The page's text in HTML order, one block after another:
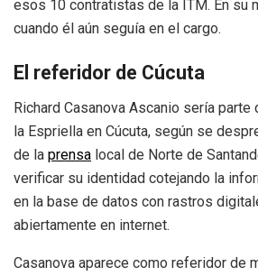
esos 10 contratistas de la ITM. En su
cuando él aún seguía en el cargo.
El referidor de Cúcuta
Richard Casanova Ascanio sería parte
la Espriella en Cúcuta, según se
de la prensa local de Norte de
verificar su identidad cotejando la
en la base de datos con rastros
abiertamente en internet.
Casanova aparece como referidor de